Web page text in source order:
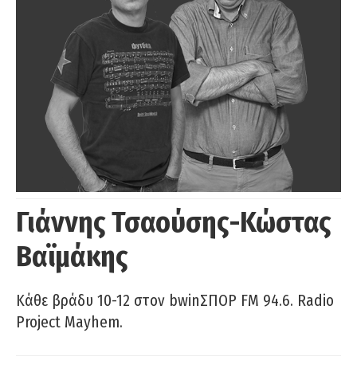
Γιάννης Τσαούσης-Κώστας
Βαϊμάκης
Κάθε βράδυ 10-12 στον bwinΣΠΟΡ FM 94.6. Radio
Project Mayhem.